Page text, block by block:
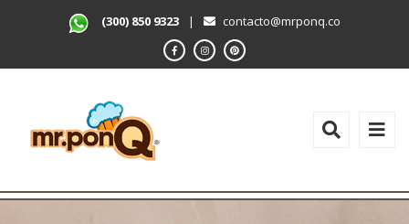
(300) 850 9323 | contacto@mrponq.co